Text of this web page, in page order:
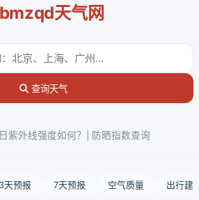
bmzqd天气网
查询天气
紫外线强度如何？| 防晒指数查询
3天预报 7天预报 空气质量 出行建